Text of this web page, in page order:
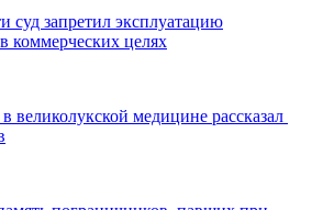
суд запретил эксплуатацию
коммерческих целях
великолукской медицине рассказал